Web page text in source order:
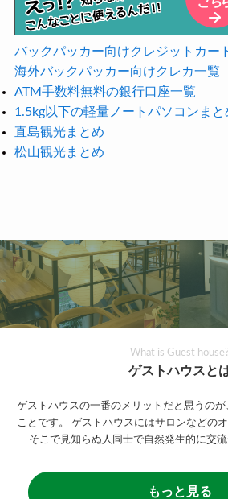
バックパッカー向けクレジットカー
海外バックパッカー向けクレカ一覧
ATM手数料無料の銀行口座一覧
1.5kg以下の軽量ノートパソコンまと
直島観光まとめ
松山観光まとめ
What is Guest house?
ゲストハウスと
ゲストハウスの一番のメリットだと思うのが
ことです。
ゲストハウスにはサロンなどの
そこで見知らぬ人同士で自然発生的に交流
もっと見る